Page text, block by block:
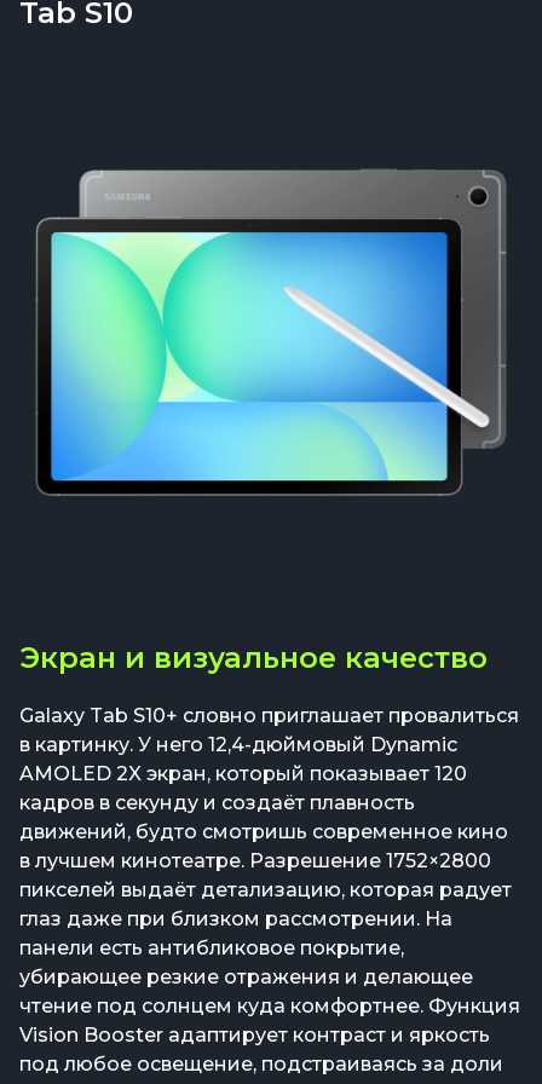
Tab S10
Экран и визуальное качество
Galaxy Tab S10+ словно приглашает провалиться
в картинку. У него 12,4-дюймовый Dynamic
AMOLED 2X экран, который показывает 120
кадров в секунду и создаёт плавность
движений, будто смотришь современное кино
в лучшем кинотеатре. Разрешение 1752×2800
пикселей выдаёт детализацию, которая радует
глаз даже при близком рассмотрении. На
панели есть антибликовое покрытие,
убирающее резкие отражения и делающее
чтение под солнцем куда комфортнее. Функция
Vision Booster адаптирует контраст и яркость
под любое освещение, подстраиваясь за доли